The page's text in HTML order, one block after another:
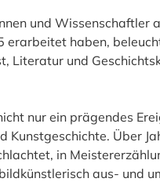
und Wissenschaftler
erarbeitet haben,
Literatur und
nur ein prägendes
Kunstgeschichte. Über
in
aus- und